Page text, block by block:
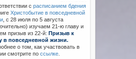
с расписанием бдения
Христобытие в повседневной
с 28 июля по 5 августа
изучаем 21-ю главу и
призыв из 22-й: Призыв к
в повседневной жизни.
о том, как участвовать в
смотрите поссылке